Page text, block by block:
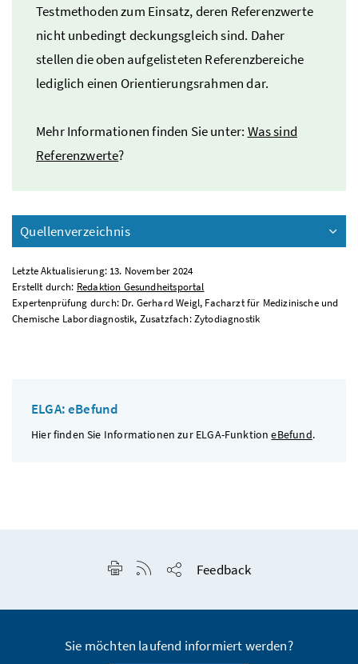
Testmethoden zum Einsatz, deren Referenzwerte
nicht unbedingt deckungsgleich sind. Daher
stellen die oben aufgelisteten Referenzbereiche
lediglich einen Orientierungsrahmen dar.
Mehr Informationen finden Sie unter: Was sind
Referenzwerte?
Quellenverzeichnis
Letzte Aktualisierung: 13. November 2024
Erstellt durch: Redaktion Gesundheitsportal
Expertenprüfung durch: Dr. Gerhard Weigl, Facharzt für Medizinische und
Chemische Labordiagnostik, Zusatzfach: Zytodiagnostik
ELGA: eBefund
Hier finden Sie Informationen zur ELGA-FunktioneBefund.
Seite drucken
RSS-Feed anzeigen
Feedback
Sie möchten laufend informiert werden?